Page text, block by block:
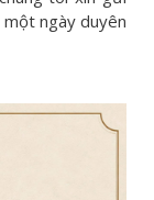
một ngày duyên